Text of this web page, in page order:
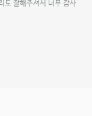
도 잘해주셔서 너무 감사